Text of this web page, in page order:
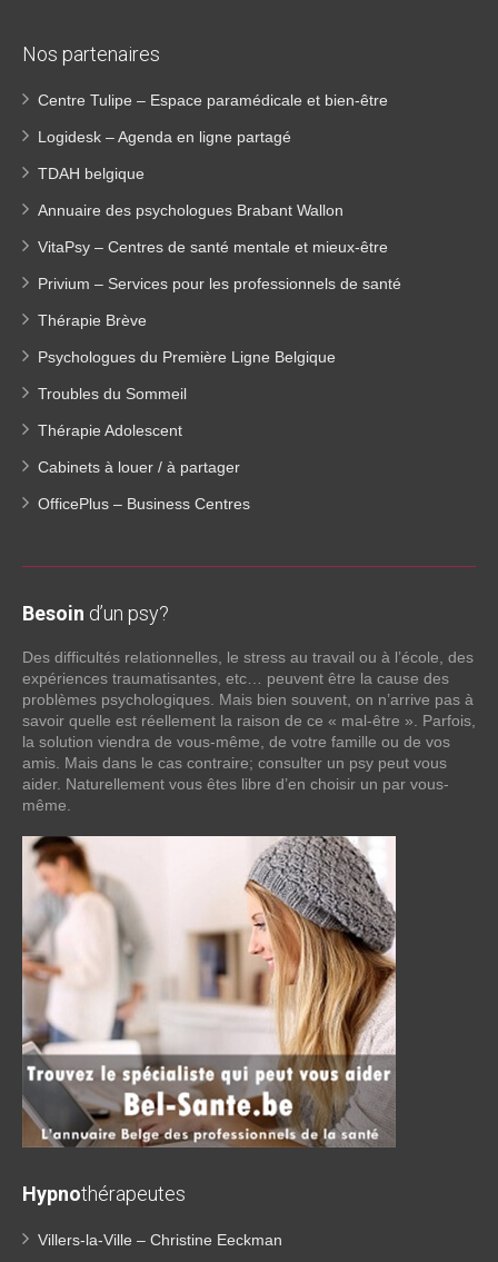
Nos partenaires
Centre Tulipe – Espace paramédicale et bien-être
Logidesk – Agenda en ligne partagé
TDAH belgique
Annuaire des psychologues Brabant Wallon
VitaPsy – Centres de santé mentale et mieux-être
Privium – Services pour les professionnels de santé
Thérapie Brève
Psychologues du Première Ligne Belgique
Troubles du Sommeil
Thérapie Adolescent
Cabinets à louer / à partager
OfficePlus – Business Centres
Besoin d’un psy?
Des difficultés relationnelles, le stress au travail ou à l’école, des
expériences traumatisantes, etc… peuvent être la cause des
problèmes psychologiques. Mais bien souvent, on n’arrive pas à
savoir quelle est réellement la raison de ce « mal-être ». Parfois,
la solution viendra de vous-même, de votre famille ou de vos
amis. Mais dans le cas contraire; consulter un psy peut vous
aider. Naturellement vous êtes libre d’en choisir un par vous-
même.
Hypnothérapeutes
Villers-la-Ville – Christine Eeckman